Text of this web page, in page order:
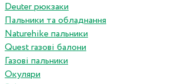
Deuter рюкзаки
Пальники та обладнання
Naturehike пальники
Quest газові балони
Газові пальники
Окуляри